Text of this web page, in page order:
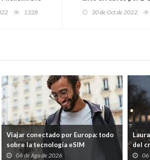
llenas
1328
Mendizorroza
30 de Oct de 2022
Viajar conectado por Europa: todo
sobre la tecnología eSIM
06 de Ago de 2026
del
hijos
06